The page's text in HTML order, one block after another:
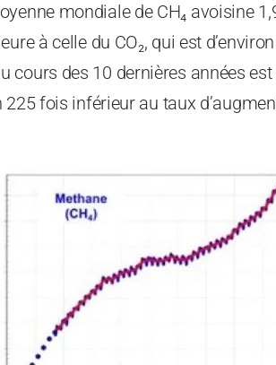
mondiale de CH₄ avoisine
à celle du CO₂, qui est
cours des 10 dernières années
fois inférieur au taux